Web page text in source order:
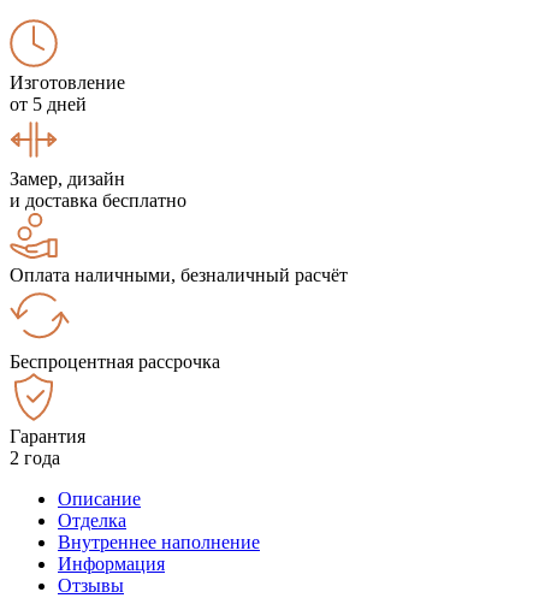
Изготовление
от 5 дней
Замер, дизайн
и доставка бесплатно
Оплата наличными, безналичный расчёт
Беспроцентная рассрочка
Гарантия
2 года
Описание
Отделка
Внутреннее наполнение
Информация
Отзывы